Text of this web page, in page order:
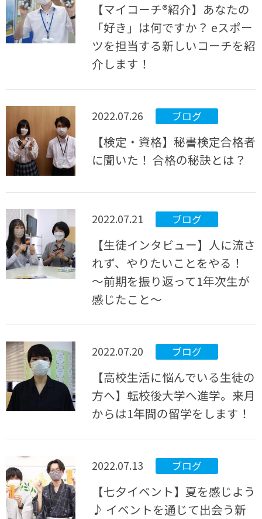
【マイコーチ®紹介】あなたの
「好き」は何ですか？ eスポー
ツを担当する新しいコーチを紹
介します！
2022.07.26 ブログ
【検定・資格】秘書検定合格者
に聞いた！ 合格の秘訣とは？
2022.07.21 ブログ
【生徒インタビュー】人に流さ
れず、やりたいことをやる！
～前期を振り返って1年次生が
感じたこと～
2022.07.20 ブログ
【高校生活に悩んでいる生徒の
方へ】転校後大学へ進学。来月
からは1年間の留学をします！
2022.07.13 ブログ
【七夕イベント】夏を感じよう
♪ イベントを通じて出会う新